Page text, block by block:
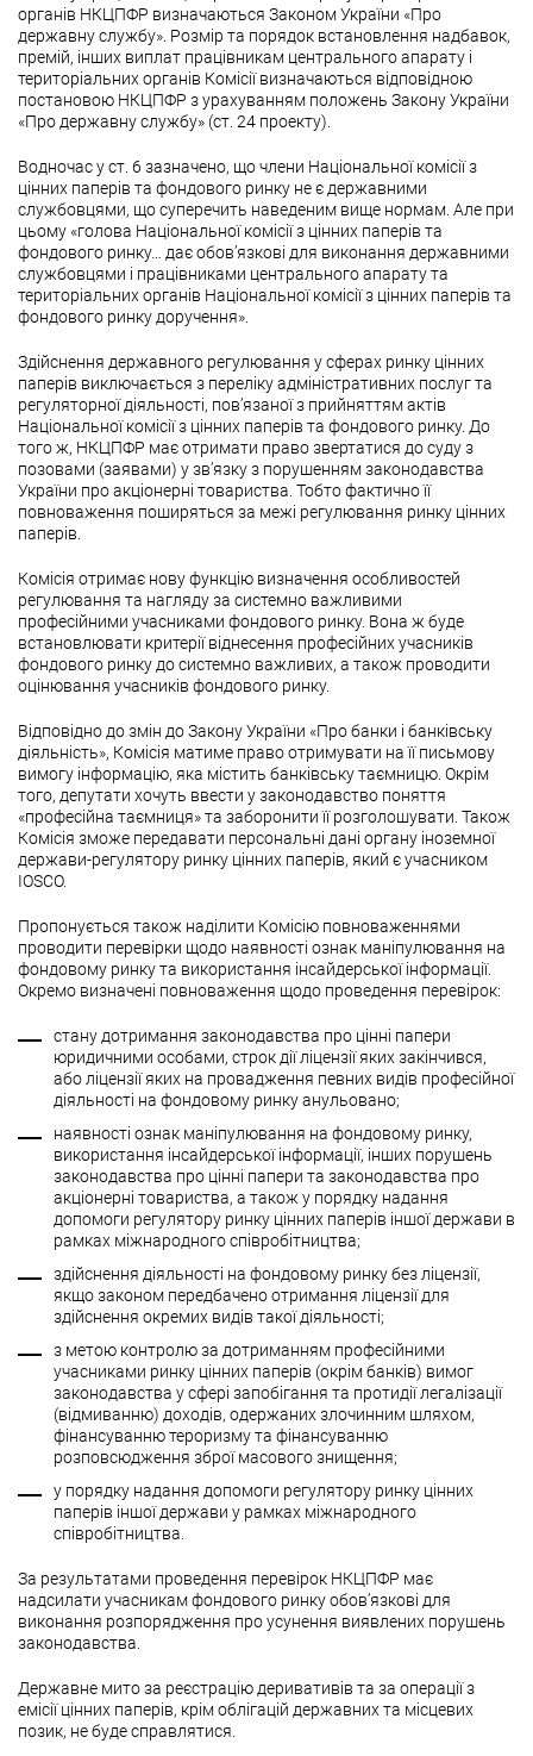
органів НКЦПФР визначаються Законом України «Про
державну службу». Розмір та порядок встановлення надбавок,
премій, інших виплат працівникам центрального апарату і
територіальних органів Комісії визначаються відповідною
постановою НКЦПФР з урахуванням положень Закону України
«Про державну службу» (ст. 24 проекту).
Водночас у ст. 6 зазначено, що члени Національної комісії з
цінних паперів та фондового ринку не є державними
службовцями, що суперечить наведеним вище нормам. Але при
цьому «голова Національної комісії з цінних паперів та
фондового ринку… дає обов’язкові для виконання державними
службовцями і працівниками центрального апарату та
територіальних органів Національної комісії з цінних паперів та
фондового ринку доручення».
Здійснення державного регулювання у сферах ринку цінних
паперів виключається з переліку адміністративних послуг та
регуляторної діяльності, пов’язаної з прийняттям актів
Національної комісії з цінних паперів та фондового ринку. До
того ж, НКЦПФР має отримати право звертатися до суду з
позовами (заявами) у зв’язку з порушенням законодавства
України про акціонерні товариства. Тобто фактично її
повноваження поширяться за межі регулювання ринку цінних
паперів.
Комісія отримає нову функцію визначення особливостей
регулювання та нагляду за системно важливими
професійними учасниками фондового ринку. Вона ж буде
встановлювати критерії віднесення професійних учасників
фондового ринку до системно важливих, а також проводити
оцінювання учасників фондового ринку.
Відповідно до змін до Закону України «Про банки і банківську
діяльність», Комісія матиме право отримувати на її письмову
вимогу інформацію, яка містить банківську таємницю. Окрім
того, депутати хочуть ввести у законодавство поняття
«професійна таємниця» та заборонити її розголошувати. Також
Комісія зможе передавати персональні дані органу іноземної
держави-регулятору ринку цінних паперів, який є учасником
IOSCO.
Пропонується також наділити Комісію повноваженнями
проводити перевірки щодо наявності ознак маніпулювання на
фондовому ринку та використання інсайдерської інформації.
Окремо визначені повноваження щодо проведення перевірок:
стану дотримання законодавства про цінні папери
юридичними особами, строк дії ліцензії яких закінчився,
або ліцензії яких на провадження певних видів професійної
діяльності на фондовому ринку анульовано;
наявності ознак маніпулювання на фондовому ринку,
використання інсайдерської інформації, інших порушень
законодавства про цінні папери та законодавства про
акціонерні товариства, а також у порядку надання
допомоги регулятору ринку цінних паперів іншої держави в
рамках міжнародного співробітництва;
здійснення діяльності на фондовому ринку без ліцензії,
якщо законом передбачено отримання ліцензії для
здійснення окремих видів такої діяльності;
з метою контролю за дотриманням професійними
учасниками ринку цінних паперів (окрім банків) вимог
законодавства у сфері запобігання та протидії легалізації
(відмиванню) доходів, одержаних злочинним шляхом,
фінансуванню тероризму та фінансуванню
розповсюдження зброї масового знищення;
у порядку надання допомоги регулятору ринку цінних
паперів іншої держави у рамках міжнародного
співробітництва.
За результатами проведення перевірок НКЦПФР має
надсилати учасникам фондового ринку обов’язкові для
виконання розпорядження про усунення виявлених порушень
законодавства.
Державне мито за реєстрацію деривативів та за операції з
емісії цінних паперів, крім облігацій державних та місцевих
позик, не буде справлятися.